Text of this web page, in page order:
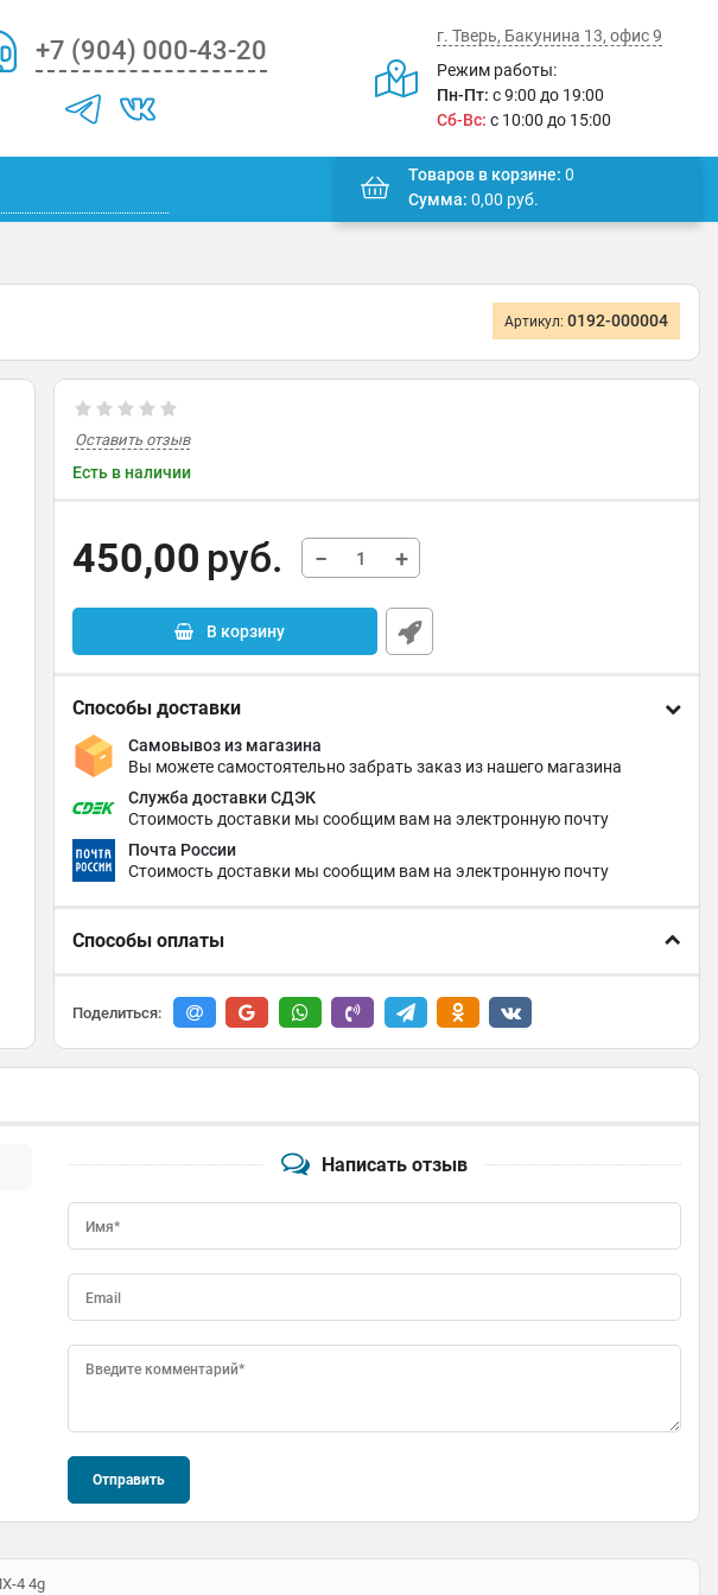
+7 (904) 000-43-20
г. Тверь, Бакунина 13, офис 9
Режим работы:
Пн-Пт: с 9:00 до 19:00
Сб-Вс: с 10:00 до 15:00
Товаров в корзине: 0
Сумма: 0,00 руб.
Артикул: 0192-000004
Оставить отзыв
Есть в наличии
450,00 руб. − +
В корзину
Способы доставки
Самовывоз из магазина
Вы можете самостоятельно забрать заказ из нашего магазина
Служба доставки СДЭК
Стоимость доставки мы сообщим вам на электронную почту
Почта России
Стоимость доставки мы сообщим вам на электронную почту
Способы оплаты
Поделиться:
Написать отзыв
Имя*
Email
Введите комментарий*
4 4g